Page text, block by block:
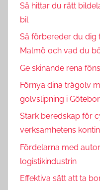
Så hittar du rätt
bil
Så förbereder du dig
Malmö och vad du
Ge skinande rena
Förnya dina trägolv
golvslipning i
Stark beredskap för
verksamhetens
Fördelarna med
logistikindustrin
Effektiva sätt att ta